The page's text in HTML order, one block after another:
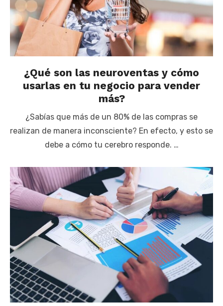
¿Qué son las neuroventas y cómo
usarlas en tu negocio para vender
más?
¿Sabías que más de un 80% de las compras se
realizan de manera inconsciente? En efecto, y esto se
debe a cómo tu cerebro responde. …